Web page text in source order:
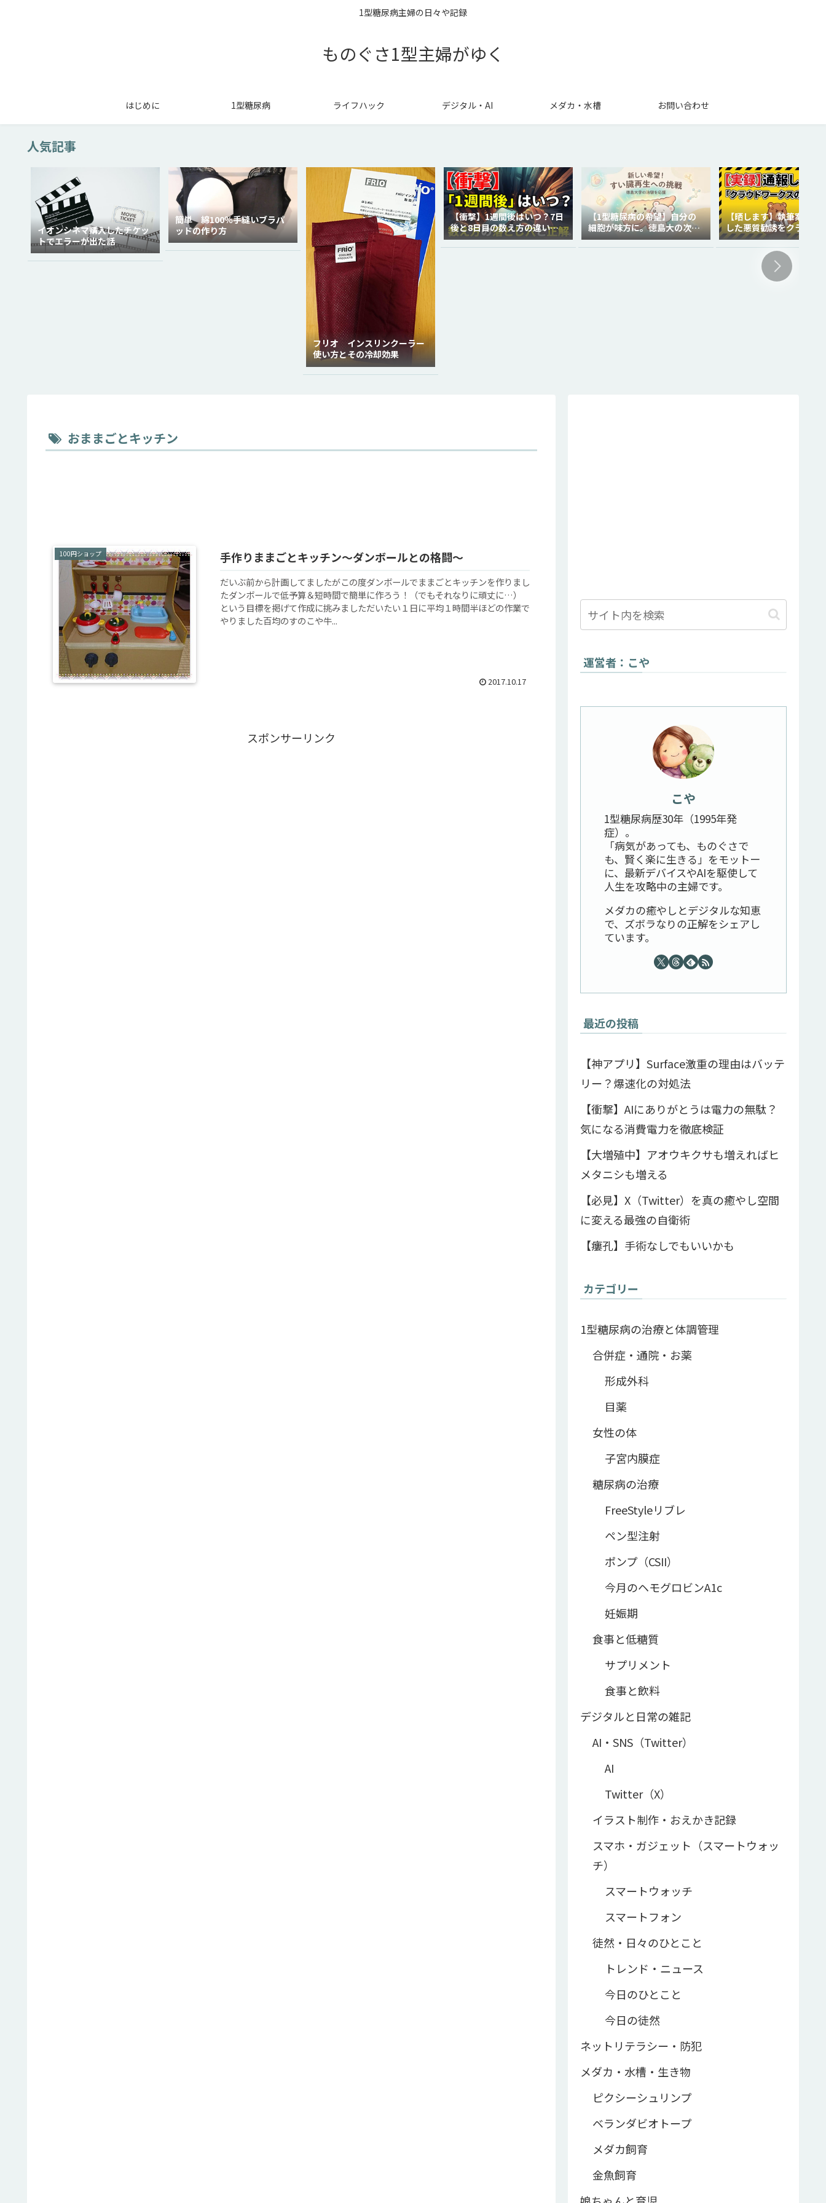
1型糖尿病主婦の日々や記録
ものぐさ1型主婦がゆく
はじめに 1型糖尿病 ライフハック デジタル・AI メダカ・水槽 お問い合わせ
人気記事
イオンシネマ購入したチケッ
トでエラーが出た話
簡単 綿100％手縫いブラパ
ッドの作り方
フリオ インスリンクーラー
使い方とその冷却効果
【衝撃】1週間後はいつ？7日
後と8日目の数え方の違いを
徹底解説！
【1型糖尿病の希望】自分の
細胞が味方に。徳島大の次世
代再生医療
【晒します】執筆案件で
した悪質勧誘をクラウド
クスに通報しました。
おままごとキッチン
100円ショップ 手作りままごとキッチン～ダンボールとの格闘～
だいぶ前から計画してましたがこの度ダンボールでままごとキッチンを作りまし
たダンボールで低予算＆短時間で簡単に作ろう！（でもそれなりに頑丈に…）
という目標を掲げて作成に挑みましただいたい１日に平均１時間半ほどの作業で
やりました百均のすのこや牛...
2017.10.17
スポンサーリンク
運営者：こや
こや
1型糖尿病歴30年（1995年発
症）。
「病気があっても、ものぐさで
も、賢く楽に生きる」をモットー
に、最新デバイスやAIを駆使して
人生を攻略中の主婦です。
メダカの癒やしとデジタルな知恵
で、ズボラなりの正解をシェアし
ています。
最近の投稿
【神アプリ】Surface激重の理由はバッテ
リー？爆速化の対処法
【衝撃】AIにありがとうは電力の無駄？
気になる消費電力を徹底検証
【大増殖中】アオウキクサも増えればヒ
メタニシも増える
【必見】X（Twitter）を真の癒やし空間
に変える最強の自衛術
【瘻孔】手術なしでもいいかも
カテゴリー
1型糖尿病の治療と体調管理
合併症・通院・お薬
形成外科
目薬
女性の体
子宮内膜症
糖尿病の治療
FreeStyleリブレ
ペン型注射
ポンプ（CSII）
今月のヘモグロビンA1c
妊娠期
食事と低糖質
サプリメント
食事と飲料
デジタルと日常の雑記
AI・SNS（Twitter）
AI
Twitter（X）
イラスト制作・おえかき記録
スマホ・ガジェット（スマートウォッ
チ）
スマートウォッチ
スマートフォン
徒然・日々のひとこと
トレンド・ニュース
今日のひとこと
今日の徒然
ネットリテラシー・防犯
メダカ・水槽・生き物
ピクシーシュリンプ
ベランダビオトープ
メダカ飼育
金魚飼育